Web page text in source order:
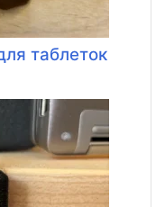
таблеток